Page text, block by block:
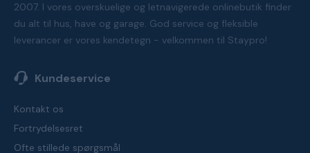
2007. I vores overskuelige og letnavigerede onlinebutik finder
du alt til hus, have og garage. God service og fleksible
leverancer er vores kendetegn - velkommen til Staypro!
Kundeservice
Kontakt os
Fortrydelsesret
Ofte stillede spørgsmål